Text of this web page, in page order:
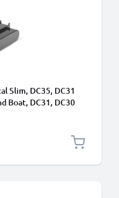
Slim, DC35, DC31
Boat, DC31, DC30